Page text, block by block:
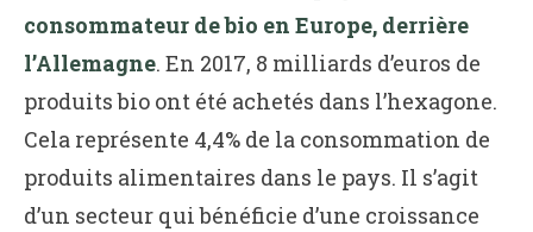
consommateur de bio en Europe, derrière
l’Allemagne. En 2017, 8 milliards d’euros de
produits bio ont été achetés dans l’hexagone.
Cela représente 4,4% de la consommation de
produits alimentaires dans le pays. Il s’agit
d’un secteur qui bénéficie d’une croissance